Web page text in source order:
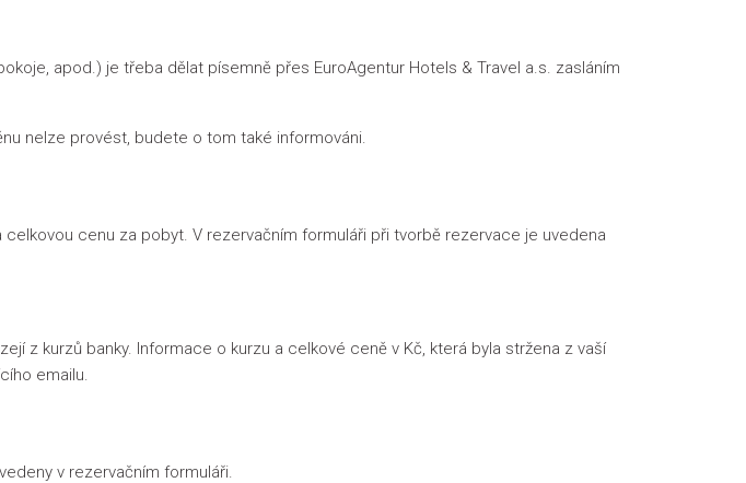
apod.) je třeba dělat písemně přes EuroAgentur Hotels & Travel a.s. zasláním
nelze provést, budete o tom také informováni.
cenu za pobyt. V rezervačním formuláři při tvorbě rezervace je uvedena
z kurzů banky. Informace o kurzu a celkové ceně v Kč, která byla stržena z vaší
emailu.
v rezervačním formuláři.